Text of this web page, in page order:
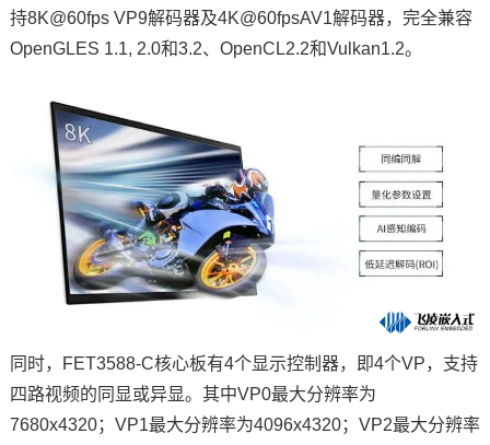
持8K@60fps VP9解码器及4K@60fpsAV1解码器，完全兼容
OpenGLES 1.1, 2.0和3.2、OpenCL2.2和Vulkan1.2。
同时，FET3588-C核心板有4个显示控制器，即4个VP，支持
四路视频的同显或异显。其中VP0最大分辨率为
7680x4320；VP1最大分辨率为4096x4320；VP2最大分辨率